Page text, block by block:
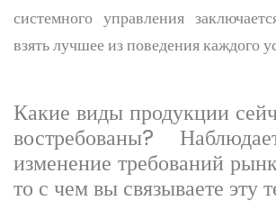
системного управления
взять лучшее из поведения каждого
Какие виды продукции
востребованы?
изменение требований
то с чем вы связываете эту